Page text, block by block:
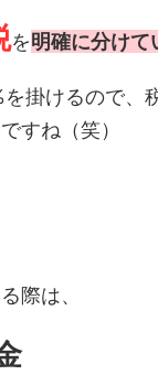
を明確に分けて
掛けるので、
すね（笑）
際は、